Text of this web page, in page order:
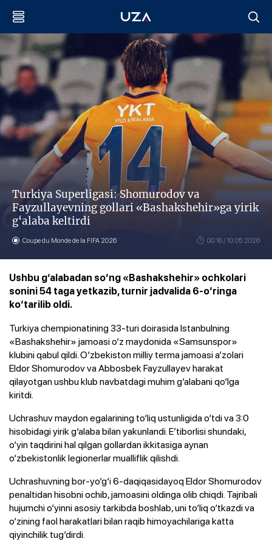
Тurkiya Superligasi: Shomurodov va
Fayzullayevning gollari «Bashakshehir»ga yirik
g‘alaba keltirdi
Coupe du Monde de la FIFA 2026 00:18 / 10.05.2026
Ushbu g‘alabadan so‘ng «Bashakshehir» ochkolari
sonini 54 taga yetkazib, turnir jadvalida 6-o‘ringa
ko‘tarilib oldi.
Turkiya chempionatining 33-turi doirasida Istanbulning
«Bashakshehir» jamoasi o‘z maydonida «Samsunspor»
klubini qabul qildi. O‘zbekiston milliy terma jamoasi a’zolari
Eldor Shomurodov va Abbosbek Fayzullayev harakat
qilayotgan ushbu klub navbatdagi muhim g‘alabani qo‘lga
kiritdi.
Uchrashuv maydon egalarining to‘liq ustunligida o‘tdi va 3:0
hisobidagi yirik g‘alaba bilan yakunlandi. E’tiborlisi shundaki,
o‘yin taqdirini hal qilgan gollardan ikkitasiga aynan
o‘zbekistonlik legionerlar mualliflik qilishdi.
Uchrashuvning bor-yo‘g‘i 6-daqiqasidayoq Eldor Shomurodov
penaltidan hisobni ochib, jamoasini oldinga olib chiqdi. Tajribali
hujumchi o‘yinni asosiy tarkibda boshlab, uni to‘liq o‘tkazdi va
o‘zining faol harakatlari bilan raqib himoyachilariga katta
qiyinchilik tug‘dirdi.